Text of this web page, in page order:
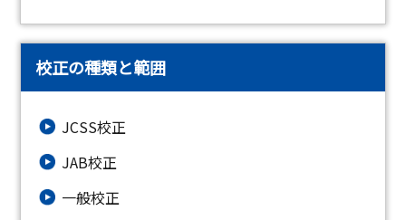
校正の種類と範囲
JCSS校正
JAB校正
一般校正